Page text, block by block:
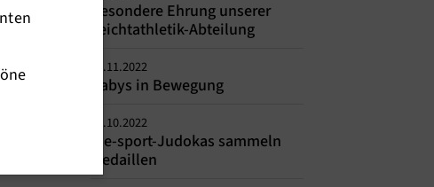
Besondere Ehrung unserer
Leichtathletik-Abteilung
09.11.2022
Babys in Bewegung
31.10.2022
me-sport-Judokas sammeln
Medaillen